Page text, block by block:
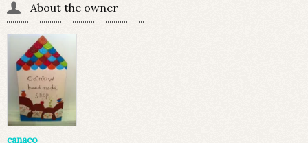
About the owner
canaco